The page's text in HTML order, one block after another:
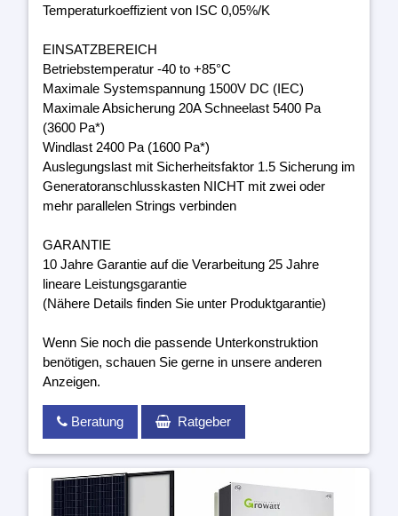
Temperaturkoeffizient von ISC 0,05%/K
EINSATZBEREICH
Betriebstemperatur -40 to +85°C
Maximale Systemspannung 1500V DC (IEC)
Maximale Absicherung 20A Schneelast 5400 Pa
(3600 Pa*)
Windlast 2400 Pa (1600 Pa*)
Auslegungslast mit Sicherheitsfaktor 1.5 Sicherung im
Generatoranschlusskasten NICHT mit zwei oder
mehr parallelen Strings verbinden
GARANTIE
10 Jahre Garantie auf die Verarbeitung 25 Jahre
lineare Leistungsgarantie
(Nähere Details finden Sie unter Produktgarantie)
Wenn Sie noch die passende Unterkonstruktion
benötigen, schauen Sie gerne in unsere anderen
Anzeigen.
Beratung Ratgeber